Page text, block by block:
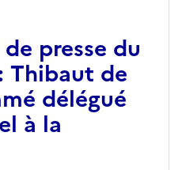
presse du
Thibaut de
délégué
à la